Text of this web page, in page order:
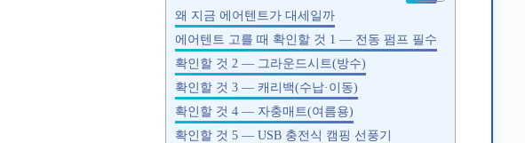
왜 지금 에어텐트가 대세일까
에어텐트 고를 때 확인할 것 1 — 전동 펌프 필수
확인할 것 2 — 그라운드시트(방수)
확인할 것 3 — 캐리백(수납·이동)
확인할 것 4 — 자충매트(여름용)
확인할 것 5 — USB 충전식 캠핑 선풍기